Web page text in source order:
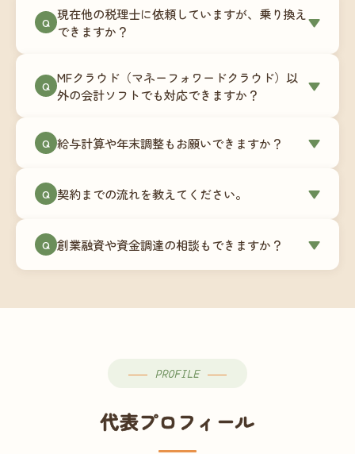
リプション型の料金体系を実現しています。年間
コストが事前にわかるので、資金繰りの見通しも
は営利法人とは会計基準や監査要件が異なるた
め、別途お見積りとなります。まずはお気軽にご
Q 現在他の税理士に依頼していますが、乗り換え
できますか？
▼
ます。前任の税理士事務所との連携や、過去の帳
簿データの移行もお手伝いします。決算期のタイ
での変更も対応可能です。
Q MFクラウド（マネーフォワードクラウド）以
外の会計ソフトでも対応できますか？
▼
供しています。これから会計ソフトを導入される
します。freee・弥生会計等をご利用中の場合は、
Q 給与計算や年末調整もお願いできますか？ ▼
怠集計あり／5名まで）は月額15,000円〜、年末調
す。人数が増える場合は別途お見積りします。
Q 契約までの流れを教えてください。 ▼
（30〜60分）でご事業内容・ご要望のヒアリング
→ ③お見積り・ご契約 → ④MFクラウドの初期設
談から契約まで費用は発生しませんので、お気軽
Q 創業融資や資金調達の相談もできますか？ ▼
PROFILE
代表プロフィール